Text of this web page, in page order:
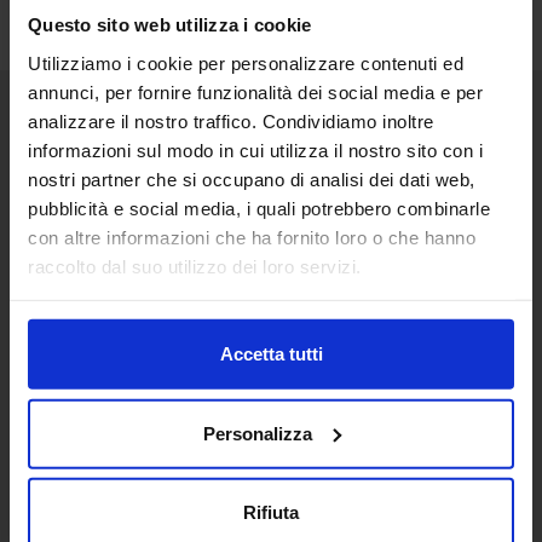
Questo sito web utilizza i cookie
Utilizziamo i cookie per personalizzare contenuti ed
annunci, per fornire funzionalità dei social media e per
analizzare il nostro traffico. Condividiamo inoltre
informazioni sul modo in cui utilizza il nostro sito con i
nostri partner che si occupano di analisi dei dati web,
pubblicità e social media, i quali potrebbero combinarle
con altre informazioni che ha fornito loro o che hanno
raccolto dal suo utilizzo dei loro servizi.
Accetta tutti
Personalizza
Rifiuta
Senaf srl
Via Eritrea 21/A
20157 | Milano | Italia
+ 39 02.332039460
In collaborazione con